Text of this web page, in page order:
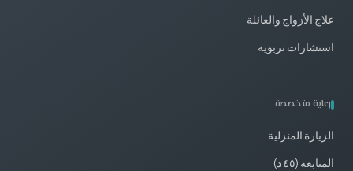
علاج الأزواج والعائلة
استشارات تربوية
رعاية متخصصة
الزيارة المنزلية
المتابعة (٤٥ د)